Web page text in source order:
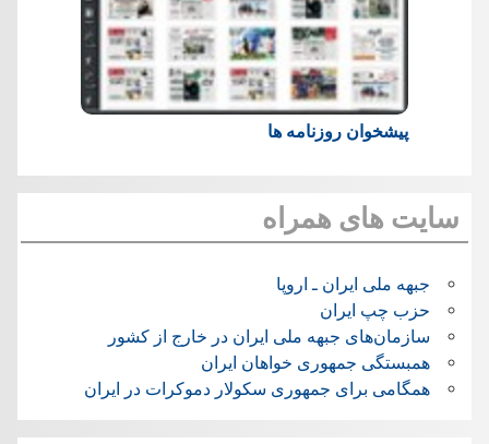
پیشخوان روزنامه ها
سایت های همراه
جبهه ملی ایران ـ اروپا
حزب چپ ایران
سازمان‌های جبهه ملی ایران در خارج از کشور
همبستگی جمهوری خواهان ایران
همگامی برای جمهوری سکولار دموکرات در ایران